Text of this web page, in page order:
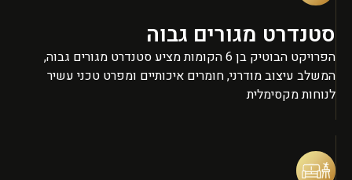
סטנדרט מגורים גבוה
הפרויקט הבוטיק בן 6 הקומות מציע סטנדרט מגורים גבוה,
המשלב עיצוב מודרני, חומרים איכותיים ומפרט טכני עשיר
לנוחות מקסימלית